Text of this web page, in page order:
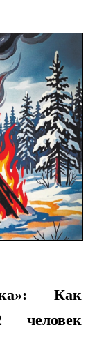
Как
человек